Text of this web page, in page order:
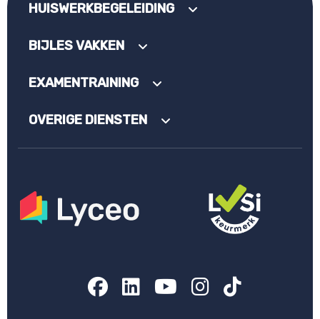
HUISWERKBEGELEIDING
BIJLES VAKKEN
EXAMENTRAINING
OVERIGE DIENSTEN
Facebook
LinkedIn
YouTube
Instagram
TikTok